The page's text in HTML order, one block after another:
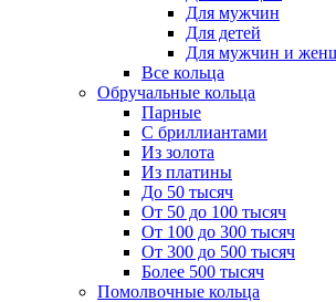
Для мужчин
Для детей
Для мужчин и
Все кольца
Обручальные кольца
Парные
С бриллиантами
Из золота
Из платины
До 50 тысяч
От 50 до 100 тысяч
От 100 до 300 тысяч
От 300 до 500 тысяч
Более 500 тысяч
Помолвочные кольца